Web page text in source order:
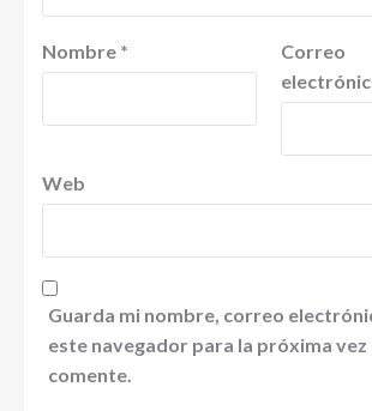
Nombre *
Correo
Web
Guarda mi nombre, correo
este navegador para la próxima vez
comente.